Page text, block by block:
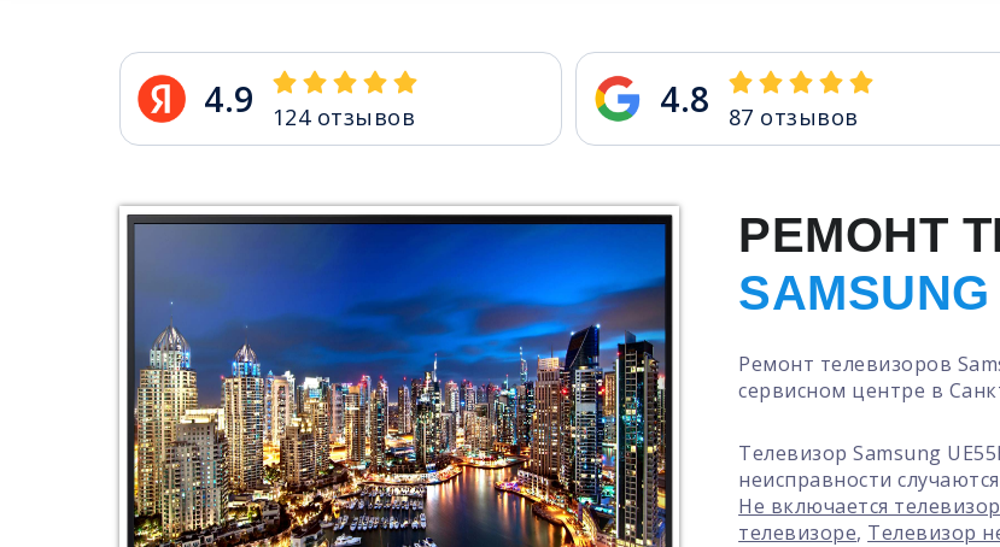
4.9 124отзывов 4.8 87 отзывов
РЕМОНТ
Ремонт телевизоров
сервисном центре в
Телевизор Samsung
неисправности
Не включается телевизор
телевизоре, Телевизор